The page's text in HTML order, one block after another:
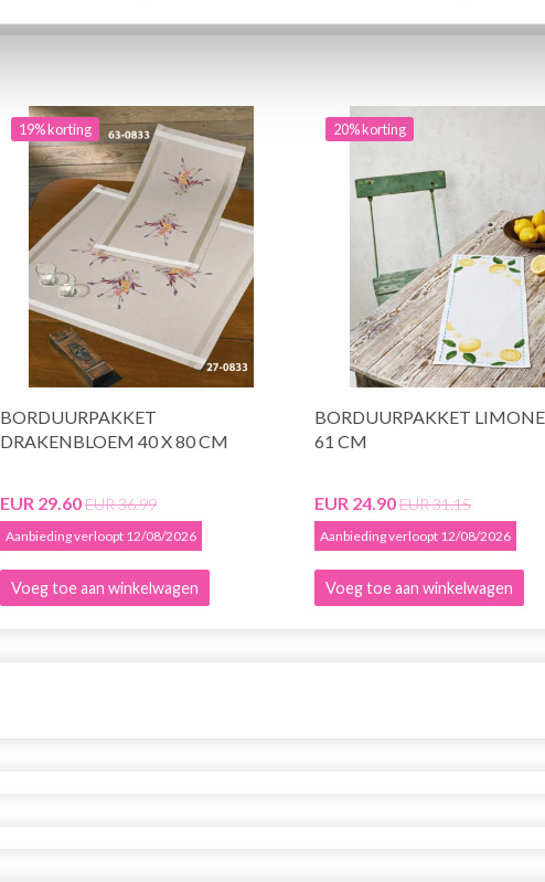
19% korting
BORDUURPAKKET
DRAKENBLOEM 40 X 80 CM
EUR 29.60EUR 36.99
Aanbieding verloopt 12/08/2026
Voeg toe aan winkelwagen
20% korting
BORDUURPAKKET
61 CM
EUR 24.90EUR 31.15
Aanbieding verloopt 12/08/2026
Voeg toe aan winkelwagen